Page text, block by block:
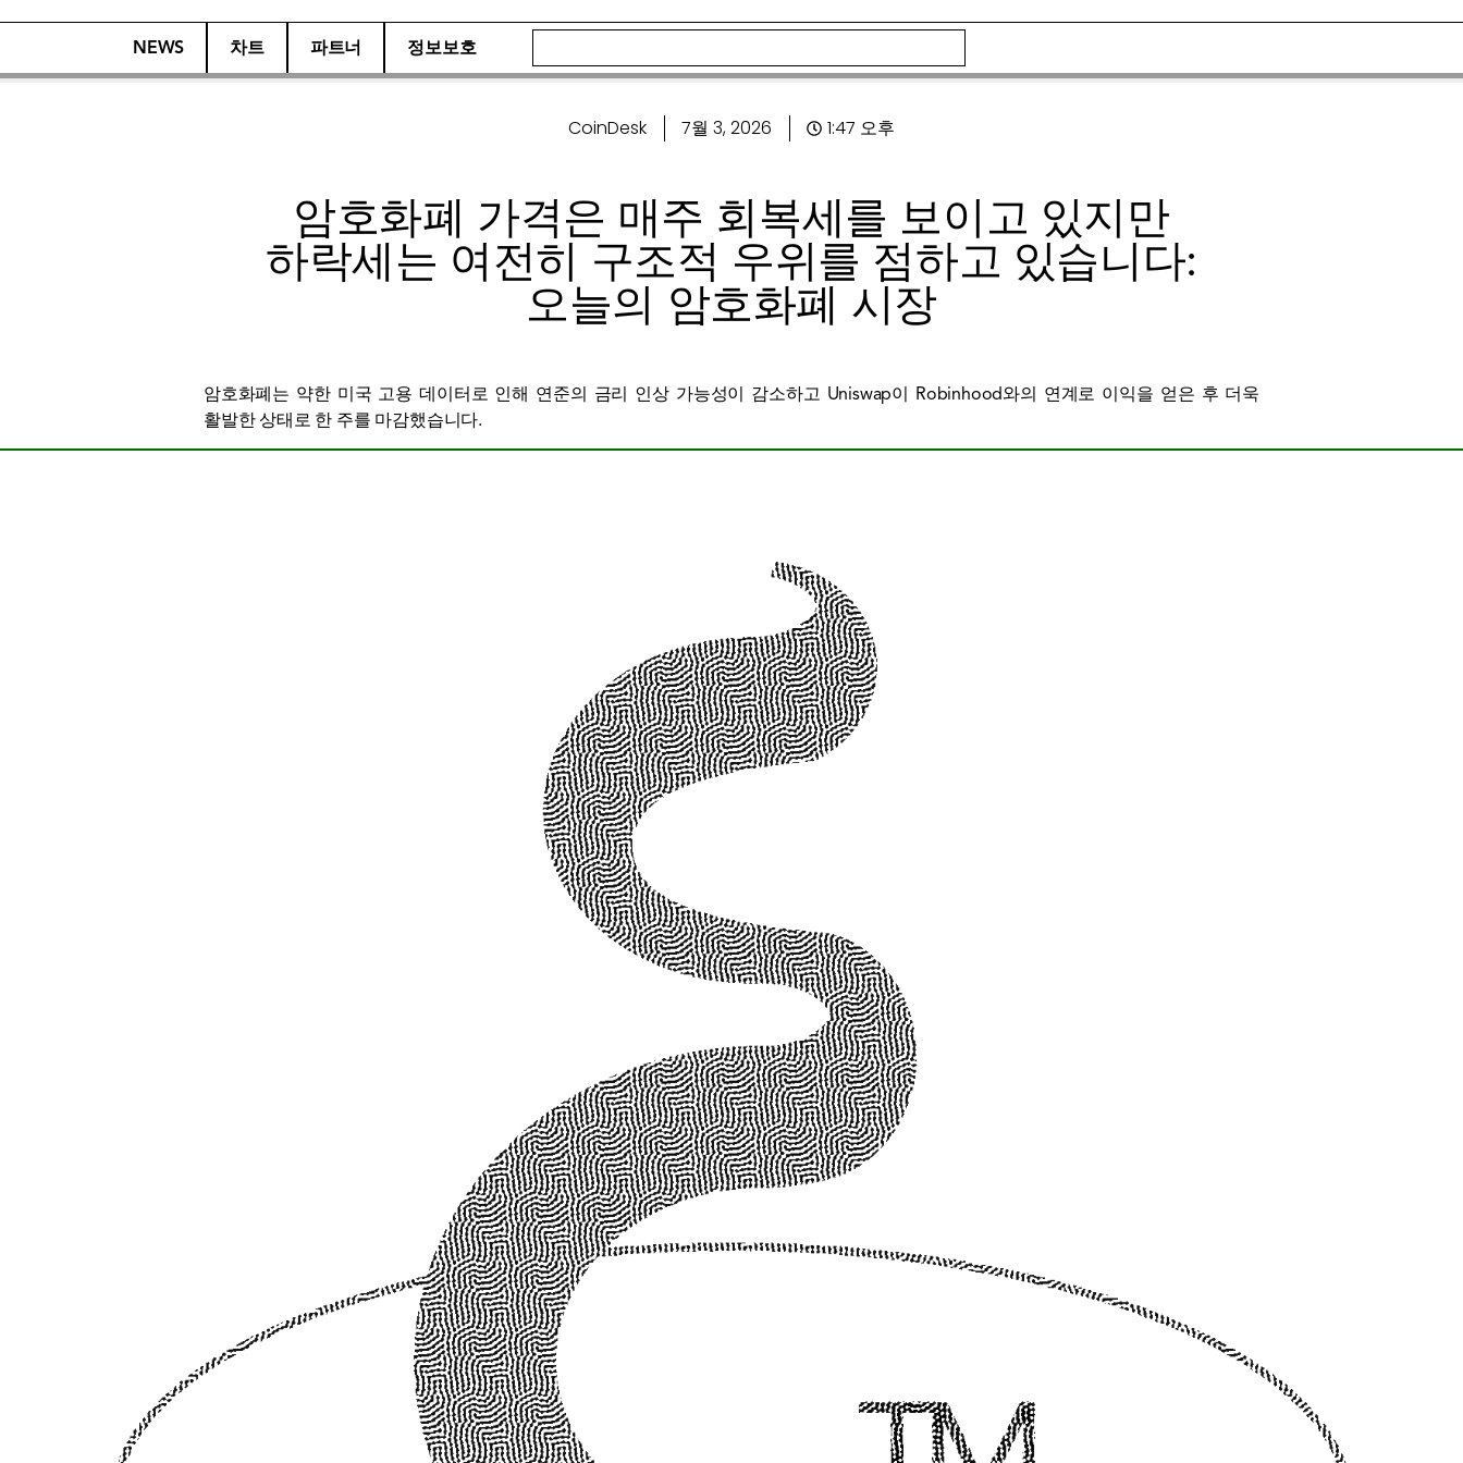
NEWS 차트 파트너 정보보호
CoinDesk 7월 3, 2026 1:47 오후
암호화폐 가격은 매주 회복세를 보이고 있지만
하락세는 여전히 구조적 우위를 점하고 있습니다:
오늘의 암호화폐 시장
암호화폐는 약한 미국 고용 데이터로 인해 연준의 금리 인상 가능성이 감소하고 Uniswap이 Robinhood와의 연계로 이익을 얻은 후 더욱
활발한 상태로 한 주를 마감했습니다.